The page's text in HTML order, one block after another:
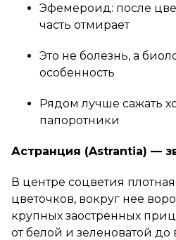
Эфемероид: после
часть отмирает
Это не болезнь, а
особенность
Рядом лучше сажать
папоротники
Астранция (Astrantia) —
В центре соцветия
цветочков, вокруг нее
крупных заостренных
от белой и зеленоватой